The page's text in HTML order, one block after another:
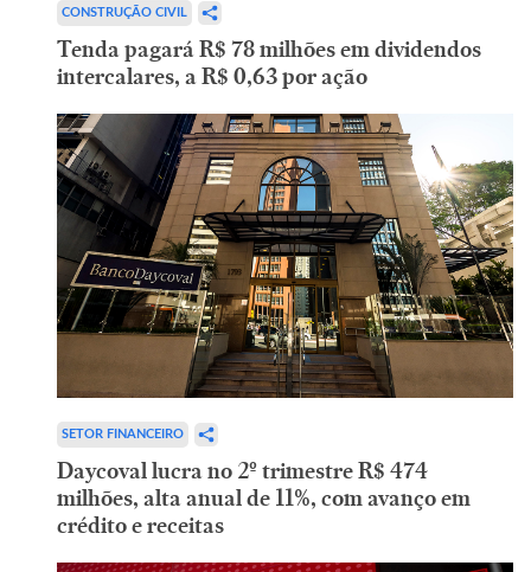
CONSTRUÇÃO CIVIL
Tenda pagará R$ 78 milhões em dividendos
intercalares, a R$ 0,63 por ação
SETOR FINANCEIRO
Daycoval lucra no 2º trimestre R$ 474
milhões, alta anual de 11%, com avanço em
crédito e receitas